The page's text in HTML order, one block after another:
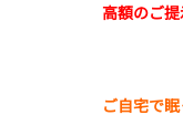
高額のご
ご自宅で